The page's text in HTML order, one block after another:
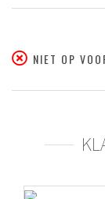
NIET OP